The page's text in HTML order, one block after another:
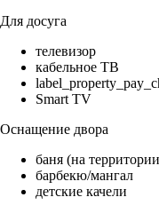
Для досуга
телевизор
кабельное ТВ
Smart TV
Оснащение двора
баня (на
барбекю/мангал
детские качели